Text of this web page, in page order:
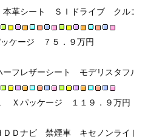
本革シート　ＳＩドライブ　クル
ケージ　７５．９万円
フレザーシート　モデリスタフル
Ｘパッケージ　１１９．９万円
Ｄナビ　禁煙車　キセノンライト